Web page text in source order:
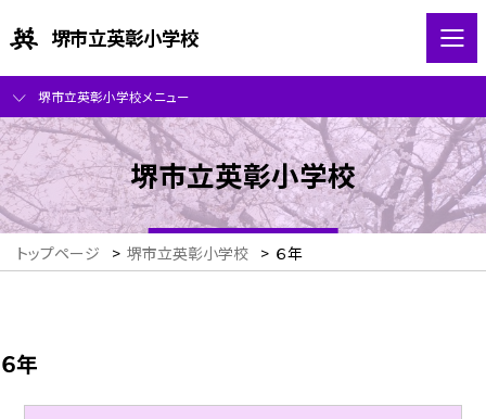
堺市立英彰小学校
堺市立英彰小学校メニュー
堺市立英彰小学校
トップページ > 堺市立英彰小学校 > ６年
６年